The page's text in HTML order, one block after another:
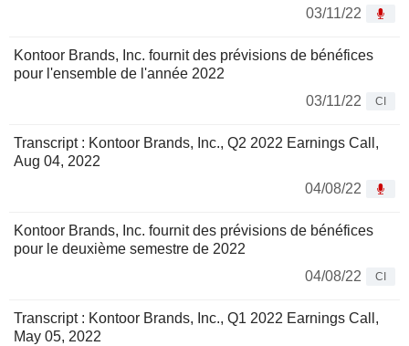
03/11/22
Kontoor Brands, Inc. fournit des prévisions de bénéfices
pour l'ensemble de l'année 2022
03/11/22
CI
Transcript : Kontoor Brands, Inc., Q2 2022 Earnings Call,
Aug 04, 2022
04/08/22
Kontoor Brands, Inc. fournit des prévisions de bénéfices
pour le deuxième semestre de 2022
04/08/22
CI
Transcript : Kontoor Brands, Inc., Q1 2022 Earnings Call,
May 05, 2022